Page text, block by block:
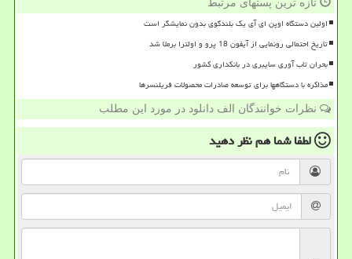
تازه ترین پستهای مرتبط
اولین دستگاه اوپن ای آی یک بلندگوی بدون نمایشگر است
تاریخ احتمالی رونمایی از آیفون 18 پرو و اولترا برملا شد
بحران تاب آوری سایبری در بانکداری کشور
مذاکره با دستگاهها برای توسعه صادرات محصولات فریلنسرها
نظرات خوانندگان الف دانلود در مورد این مطلب
لطفا شما همنظر دهید